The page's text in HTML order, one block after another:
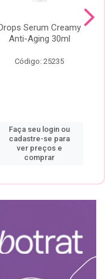
Drops Serum Creamy
Anti-Aging 30ml
Código: 25235
Faça seu login ou
cadastre-se para
ver preços e
comprar